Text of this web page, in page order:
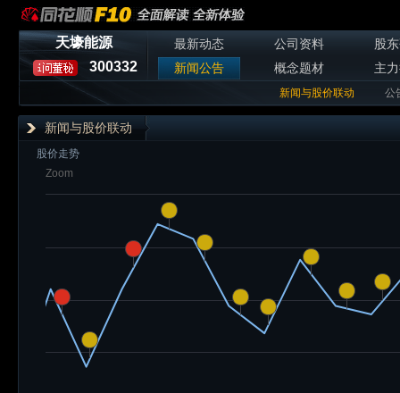
天壕能源
300332
最新动态 公司资料
股
新闻公告
概念题材 主
新闻与股价联动 公
新闻与股价联动
股价走势
Zoom